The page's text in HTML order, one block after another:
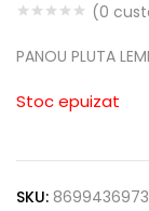
(0
PANOU PLUTA
Stoc epuizat
SKU: